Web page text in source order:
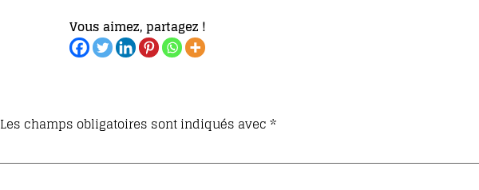
Vous aimez, partagez !
Les champs obligatoires sont indiqués avec*